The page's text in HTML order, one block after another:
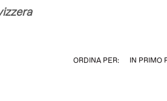
ORDINA PER: